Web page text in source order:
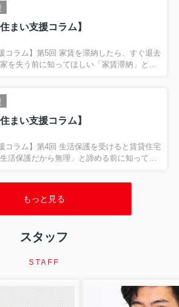
ではない場合があります。 失業や病気、生
の背景に別の困りごとが隠れていることが
、 家賃滞納を責めるだけではなく、 「住
して早く気付くこと が大切だとお伝えしま
い相談の現場で非常によく聞く、 「保証人が
りられないの？」 という疑問...
まい支援コラム】
コラム】第5回 家賃を滞納したら、すぐ退去
を失う前に知ってほしい「家賃滞納」とい
だけで、 賃貸住宅を借りられないわけでは
保証会社や初期費用、家賃、緊急連絡先な
必要なケースがあります。 そして何より大
ではなく、困り始めた段階で相談するこ
的なサインである、 「家賃滞納」 につい
話しします。 家賃を滞納したら、すぐに退去...
まい支援コラム】
コラム】第4回 生活保護を受けると賃貸住宅
活保護だから無理」と諦める前に知ってほ
ついてお伝えしました。 高齢だからという
、住まい探しを難しくしているケースがあ
証会社や支援機関、居住支援法人などが関
ました。 今回は、住まい相談の現場でも非
もっと見る
スタッフ
STAFF